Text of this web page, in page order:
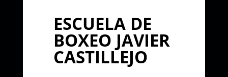
ESCUELA DE
BOXEO JAVIER
CASTILLEJO